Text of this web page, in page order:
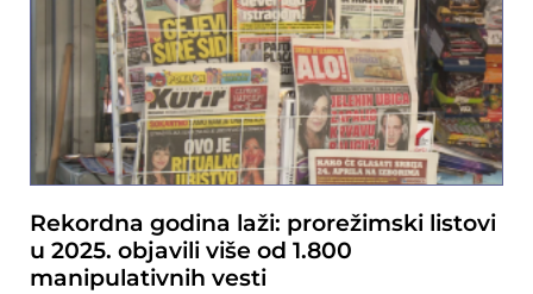
Rekordna godina laži: prorežimski listovi
u 2025. objavili više od 1.800
manipulativnih vesti